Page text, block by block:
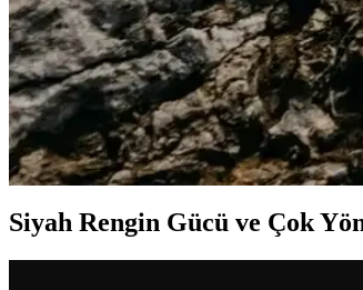
Harley Davidson Erkek Botları
Harley Davidson'un siyah kauçuk ve haki deri
2025'te Erkek Modasında Siyah ve
Erkek modasında siyah ve lacivertin uyumuyla
Siyah Rengin Gücü ve Çok